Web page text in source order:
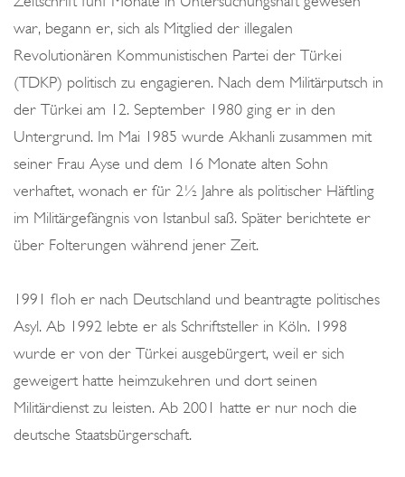
war, begann er, sich als Mitglied der illegalen
Revolutionären Kommunistischen Partei der Türkei
(TDKP) politisch zu engagieren. Nach dem Militärputsch in
der Türkei am 12. September 1980 ging er in den
Untergrund. Im Mai 1985 wurde Akhanli zusammen mit
seiner Frau Ayse und dem 16 Monate alten Sohn
verhaftet, wonach er für 2½ Jahre als politischer Häftling
im Militärgefängnis von Istanbul saß. Später berichtete er
über Folterungen während jener Zeit.
1991 floh er nach Deutschland und beantragte politisches
Asyl. Ab 1992 lebte er als Schriftsteller in Köln. 1998
wurde er von der Türkei ausgebürgert, weil er sich
geweigert hatte heimzukehren und dort seinen
Militärdienst zu leisten. Ab 2001 hatte er nur noch die
deutsche Staatsbürgerschaft.